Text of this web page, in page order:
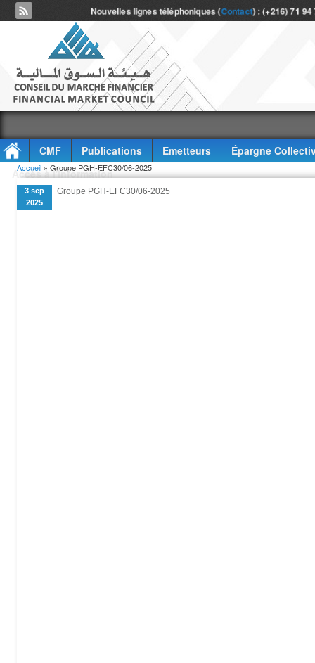
Nouvelles lignes téléphoniques (Contact) : (+216) 71
CMF Publications Emetteurs
Épargne
Accès à l'information
Vous êtes ici
Accueil » Groupe PGH-EFC30/06-2025
3 sep
2025
Groupe PGH-EFC30/06-2025